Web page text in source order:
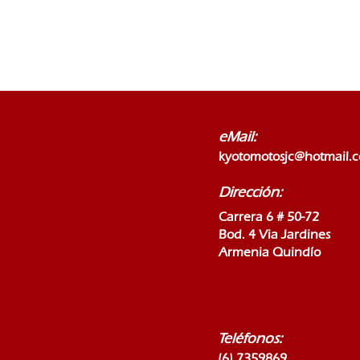
eMail:
Dirección:
Carrera 6 # 50-72
Bod. 4 Via Jardines
Armenia Quindío
Teléfonos: